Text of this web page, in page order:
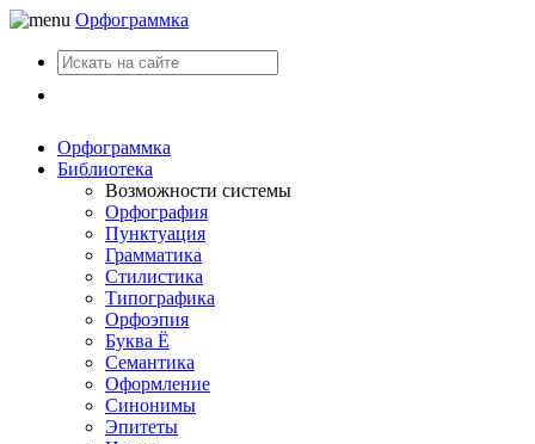
Орфограммка
Орфограммка
Библиотека
Возможности системы
Орфография
Пунктуация
Грамматика
Стилистика
Типографика
Орфоэпия
Буква Ё
Семантика
Оформление
Синонимы
Эпитеты